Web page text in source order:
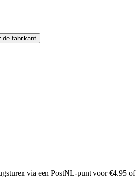
de fabrikant
via een PostNL-punt voor €4.95 of